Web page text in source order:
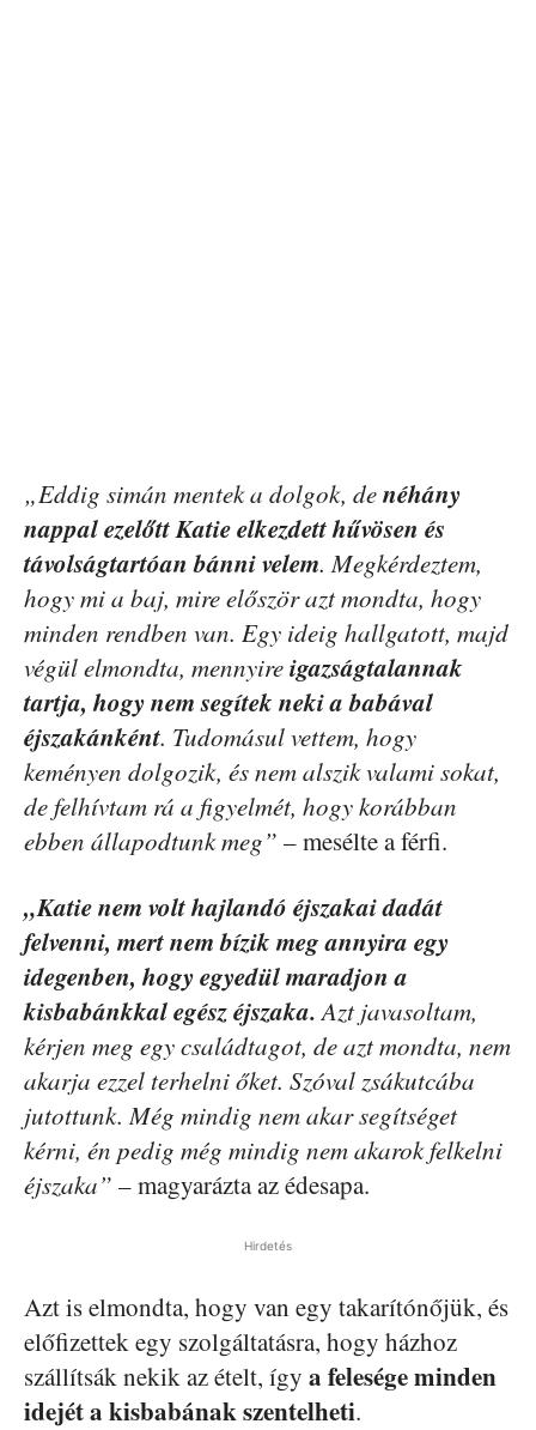
„Eddig simán mentek a dolgok, denéhány
nappal ezelőtt Katie elkezdett hűvösen és
távolságtartóan bánni velem. Megkérdeztem,
hogy mi a baj, mire először azt mondta, hogy
minden rendben van. Egy ideig hallgatott, majd
végül elmondta, mennyireigazságtalannak
tartja, hogy nem segítek neki a babával
éjszakánként. Tudomásul vettem, hogy
keményen dolgozik, és nem alszik valami sokat,
de felhívtam rá a figyelmét, hogy korábban
ebben állapodtunk meg” – mesélte a férfi.
„Katie nem volt hajlandó éjszakai dadát
felvenni, mert nem bízik meg annyira egy
idegenben, hogy egyedül maradjon a
kisbabánkkal egész éjszaka.Azt javasoltam,
kérjen meg egy családtagot, de azt mondta, nem
akarja ezzel terhelni őket. Szóval zsákutcába
jutottunk. Még mindig nem akar segítséget
kérni, én pedig még mindig nem akarok felkelni
éjszaka” – magyarázta az édesapa.
Hirdetés
Azt is elmondta, hogy van egy takarítónőjük, és
előfizettek egy szolgáltatásra, hogy házhoz
szállítsák nekik az ételt, így a felesége minden
idejét a kisbabának szentelheti.